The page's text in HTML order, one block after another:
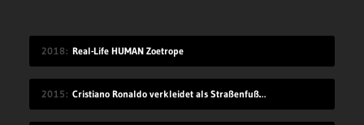
2018 Real-Life HUMAN Zoetrope
2015 Cristiano Ronaldo verkleidet als Straßenfußballer